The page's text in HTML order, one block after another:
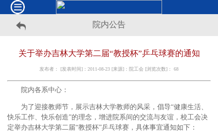
院内公告
关于举办吉林大学第二届“教授杯”乒乓球赛的通知
发布者： [发表时间]：2011-08-23 [来源]：院工会 [浏览次数]： 68
院内各系中心：
为了迎接教师节，展示吉林大学教师的风采，倡导“健康生活、
快乐工作、快乐创造”的理念，增进院系间的交流与友谊，校工会决
定举办吉林大学第二届“教授杯”乒乓球赛，具体事宜通知如下：